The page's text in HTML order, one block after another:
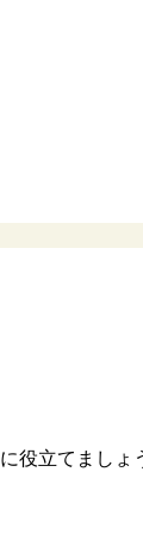
役立てましょ